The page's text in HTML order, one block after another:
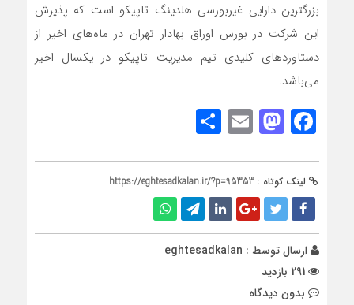
بزرگترین دارایی غیربورسی هلدینگ تاپیکو است که پذیرش
این شرکت در بورس اوراق بهادار تهران در ماه‌های اخیر از
دستاوردهای کلیدی تیم مدیریت تاپیکو در یکسال اخیر
می‌باشد.
Facebook
Mastodon
Email
لینک کوتاه : https://eghtesadkalan.ir/?p=95353
ارسال توسط : eghtesadkalan
بدون دیدگاه